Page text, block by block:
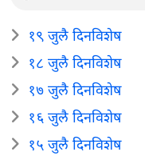
१९ जुलै दिनविशेष
१८ जुलै दिनविशेष
१७ जुलै दिनविशेष
१६ जुलै दिनविशेष
१५ जुलै दिनविशेष